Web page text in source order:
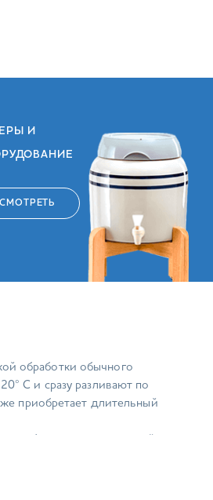
И
СМОТРЕТЬ
обработки обычного
С и сразу разливают по
приобретает длительный